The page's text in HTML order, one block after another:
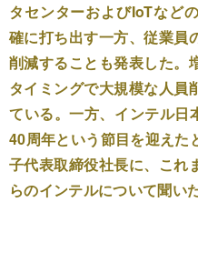
タセンターおよびIoTなど
確に打ち出す一方、従業員
削減することも発表した。
タイミングで大規模な人員
ている。一方、インテル日
40周年という節目を迎えた
子代表取締役社長に、これ
らのインテルについて聞いた